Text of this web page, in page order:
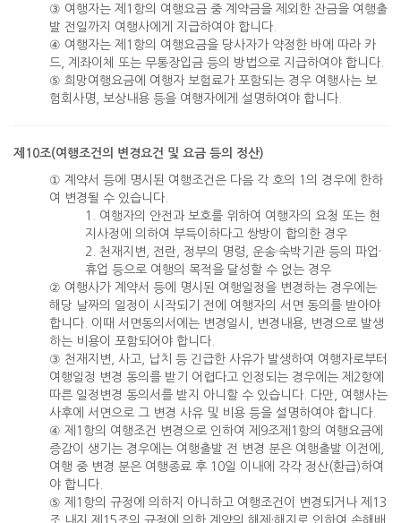
③ 여행자는 제1항의 여행요금 중 계약금을 제외한 잔금을 여행출
발 전일까지 여행사에게 지급하여야 합니다.
④ 여행자는 제1항의 여행요금을 당사자가 약정한 바에 따라 카
드, 계좌이체 또는 무통장입금 등의 방법으로 지급하여야 합니다.
⑤ 희망여행요금에 여행자 보험료가 포함되는 경우 여행사는 보
험회사명, 보상내용 등을 여행자에게 설명하여야 합니다.
제10조(여행조건의 변경요건 및 요금 등의 정산)
① 계약서 등에 명시된 여행조건은 다음 각 호의 1의 경우에 한하
여 변경될 수 있습니다.
1. 여행자의 안전과 보호를 위하여 여행자의 요청 또는 현
지사정에 의하여 부득이하다고 쌍방이 합의한 경우
2. 천재지변, 전란, 정부의 명령, 운송·숙박기관 등의 파업·
휴업 등으로 여행의 목적을 달성할 수 없는 경우
② 여행사가 계약서 등에 명시된 여행일정을 변경하는 경우에는
해당 날짜의 일정이 시작되기 전에 여행자의 서면 동의를 받아야
합니다. 이때 서면동의서에는 변경일시, 변경내용, 변경으로 발생
하는 비용이 포함되어야 합니다.
③ 천재지변, 사고, 납치 등 긴급한 사유가 발생하여 여행자로부터
여행일정 변경 동의를 받기 어렵다고 인정되는 경우에는 제2항에
따른 일정변경 동의서를 받지 아니할 수 있습니다. 다만, 여행사는
사후에 서면으로 그 변경 사유 및 비용 등을 설명하여야 합니다.
④ 제1항의 여행조건 변경으로 인하여 제9조제1항의 여행요금에
증감이 생기는 경우에는 여행출발 전 변경 분은 여행출발 이전에,
여행 중 변경 분은 여행종료 후 10일 이내에 각각 정산(환급)하여
야 합니다.
⑤ 제1항의 규정에 의하지 아니하고 여행조건이 변경되거나 제13
조 내지 제15조의 규정에 의한 계약의 해제·해지로 인하여 손해배